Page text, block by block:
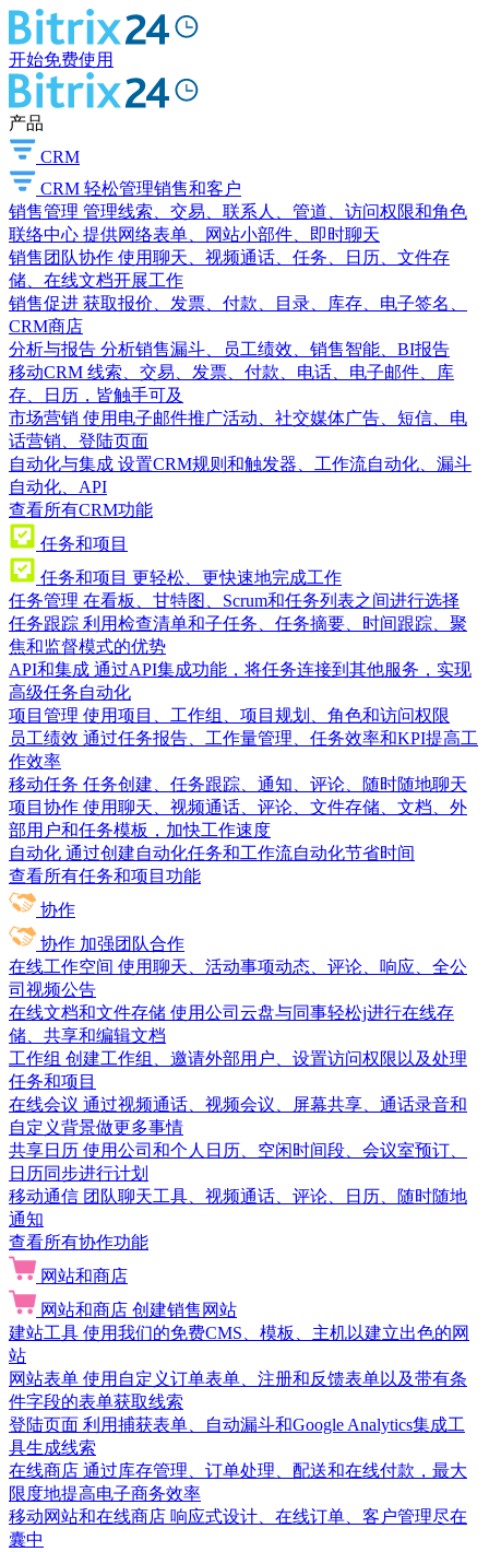
开始免费使用
产品
CRM
CRM 轻松管理销售和客户
销售管理 管理线索、交易、联系人、管道、访问权限和角色
联络中心 提供网络表单、网站小部件、即时聊天
销售团队协作 使用聊天、视频通话、任务、日历、文件存
储、在线文档开展工作
销售促进 获取报价、发票、付款、目录、库存、电子签名、
CRM商店
分析与报告 分析销售漏斗、员工绩效、销售智能、BI报告
移动CRM 线索、交易、发票、付款、电话、电子邮件、库
存、日历，皆触手可及
市场营销 使用电子邮件推广活动、社交媒体广告、短信、电
话营销、登陆页面
自动化与集成 设置CRM规则和触发器、工作流自动化、漏斗
自动化、API
查看所有CRM功能
任务和项目
任务和项目 更轻松、更快速地完成工作
任务管理 在看板、甘特图、Scrum和任务列表之间进行选择
任务跟踪 利用检查清单和子任务、任务摘要、时间跟踪、聚
焦和监督模式的优势
API和集成 通过API集成功能，将任务连接到其他服务，实现
高级任务自动化
项目管理 使用项目、工作组、项目规划、角色和访问权限
员工绩效 通过任务报告、工作量管理、任务效率和KPI提高工
作效率
移动任务 任务创建、任务跟踪、通知、评论、随时随地聊天
项目协作 使用聊天、视频通话、评论、文件存储、文档、外
部用户和任务模板，加快工作速度
自动化 通过创建自动化任务和工作流自动化节省时间
查看所有任务和项目功能
协作
协作 加强团队合作
在线工作空间 使用聊天、活动事项动态、评论、响应、全公
司视频公告
在线文档和文件存储 使用公司云盘与同事轻松j进行在线存
储、共享和编辑文档
工作组 创建工作组、邀请外部用户、设置访问权限以及处理
任务和项目
在线会议 通过视频通话、视频会议、屏幕共享、通话录音和
自定义背景做更多事情
共享日历 使用公司和个人日历、空闲时间段、会议室预订、
日历同步进行计划
移动通信 团队聊天工具、视频通话、评论、日历、随时随地
通知
查看所有协作功能
网站和商店
网站和商店 创建销售网站
建站工具 使用我们的免费CMS、模板、主机以建立出色的网
站
网站表单 使用自定义订单表单、注册和反馈表单以及带有条
件字段的表单获取线索
登陆页面 利用捕获表单、自动漏斗和Google Analytics集成工
具生成线索
在线商店 通过库存管理、订单处理、配送和在线付款，最大
限度地提高电子商务效率
移动网站和在线商店 响应式设计、在线订单、客户管理尽在
囊中